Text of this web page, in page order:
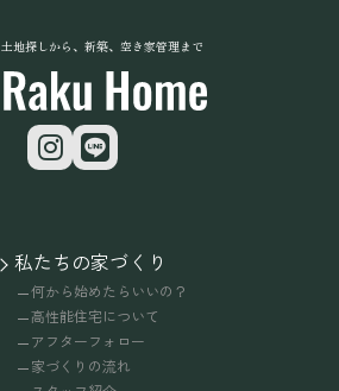
土地探しから、新築、空き家管理まで
私たちの家づくり
何から始めたらいいの？
高性能住宅について
アフターフォロー
家づくりの流れ